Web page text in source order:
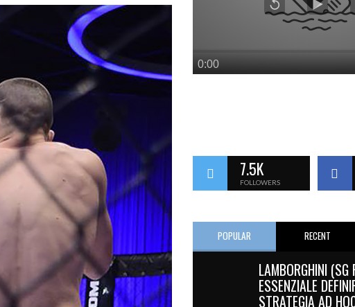
7.5K
FOLLOWERS
POPULAR RECENT
LAMBORGHINI (SG
ESSENZIALE
STRATEGIA AD